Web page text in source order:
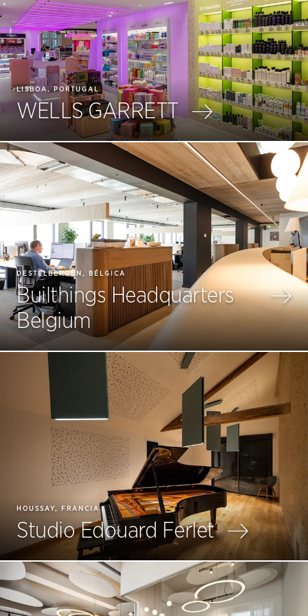
LISBOA, PORTUGAL
WELLS GARRETT
DESTELBERGEN, BÉLGICA
Builthings Headquarters
Belgium
HOUSSAY, FRANCIA
Studio Edouard Ferlet